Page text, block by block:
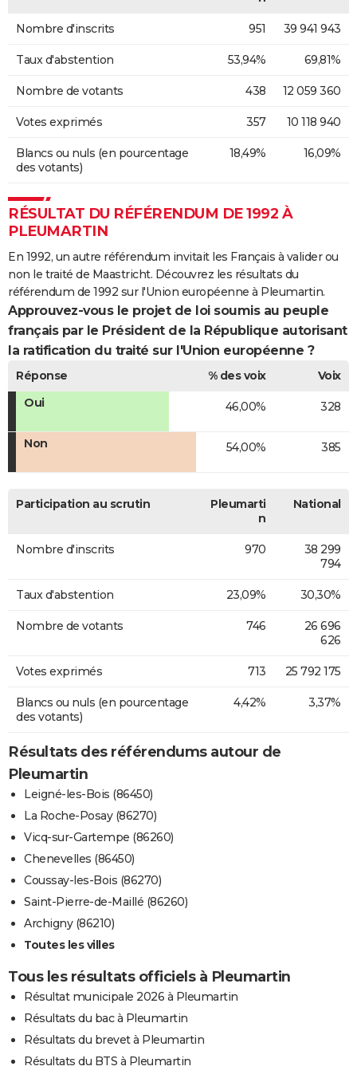
Nombre d'inscrits 951 39 941 943
Taux d'abstention 53,94% 69,81%
Nombre de votants 438 12 059 360
Votes exprimés 357 10 118 940
Blancs ou nuls (en pourcentage
des votants)
18,49% 16,09%
RÉSULTAT DU RÉFÉRENDUM DE 1992 À
PLEUMARTIN
En 1992, un autre référendum invitait les Français à valider ou
non le traité de Maastricht. Découvrez les résultats du
référendum de 1992 sur l'Union européenne à Pleumartin.
Approuvez-vous le projet de loi soumis au peuple
français par le Président de la République autorisant
la ratification du traité sur l'Union européenne ?
Réponse % des voix
Voix
Oui
46,00% 328
Non 54,00% 385
Participation au scrutin
Pleumarti
n
National
Nombre d'inscrits 970
38 299
794
Taux d'abstention 23,09% 30,30%
Nombre de votants 746
26 696
626
Votes exprimés 713 25 792 175
Blancs ou nuls (en pourcentage
des votants)
4,42% 3,37%
Résultats des référendums autour de
Pleumartin
Leigné-les-Bois (86450)
La Roche-Posay (86270)
Vicq-sur-Gartempe (86260)
Chenevelles (86450)
Coussay-les-Bois (86270)
Saint-Pierre-de-Maillé (86260)
Archigny (86210)
Toutes les villes
Tous les résultats officiels à Pleumartin
Résultat municipale 2026 à Pleumartin
Résultats du bac à Pleumartin
Résultats du brevet à Pleumartin
Résultats du BTS à Pleumartin